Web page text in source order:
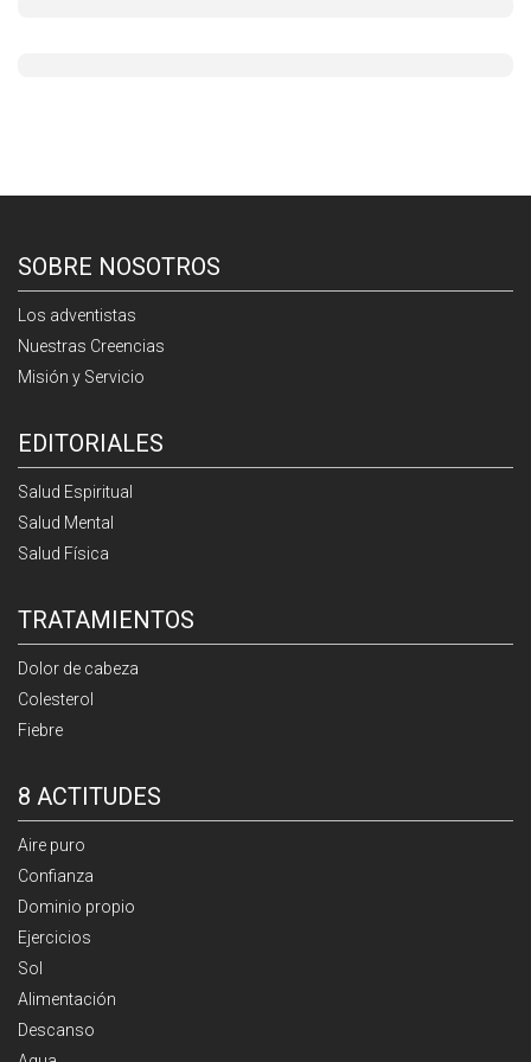
SOBRE NOSOTROS
Los adventistas
Nuestras Creencias
Misión y Servicio
EDITORIALES
Salud Espiritual
Salud Mental
Salud Física
TRATAMIENTOS
Dolor de cabeza
Colesterol
Fiebre
8 ACTITUDES
Aire puro
Confianza
Dominio propio
Ejercicios
Sol
Alimentación
Descanso